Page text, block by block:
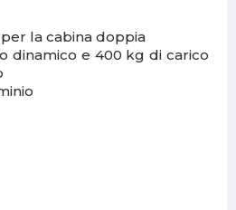
la cabina doppia
dinamico e 400 kg di carico